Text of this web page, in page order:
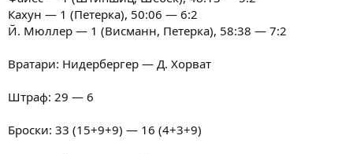
Кахун — 1 (Петерка), 50:06 — 6:2
Й. Мюллер — 1 (Висманн, Петерка), 58:38 — 7:2
Вратари: Нидербергер — Д. Хорват
Штраф: 29 — 6
Броски: 33 (15+9+9) — 16 (4+3+9)